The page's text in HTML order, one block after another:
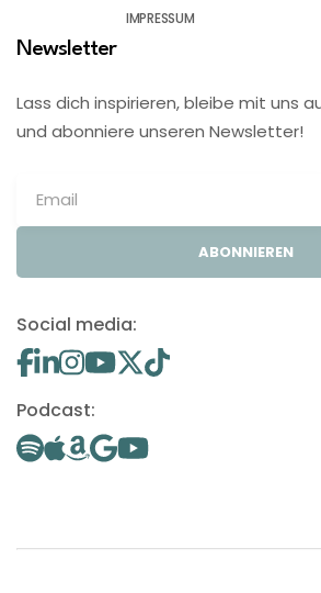
IMPRESSUM
Newsletter
Lass dich inspirieren, bleibe mit uns
und abonniere unseren Newsletter!
ABONNIEREN
Social media:
Podcast: